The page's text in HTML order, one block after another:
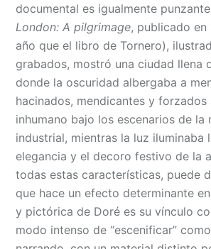
documental es igualmente
London: A pilgrimage, publicado en
año que el libro de Tornero),
grabados, mostró una ciudad llena
donde la oscuridad albergaba a
hacinados, mendicantes y forzados
inhumano bajo los escenarios de la
industrial, mientras la luz iluminaba
elegancia y el decoro festivo de la
todas estas características, puede
que hace un efecto determinante
y pictórica de Doré es su vínculo
modo intenso de “escenificar”